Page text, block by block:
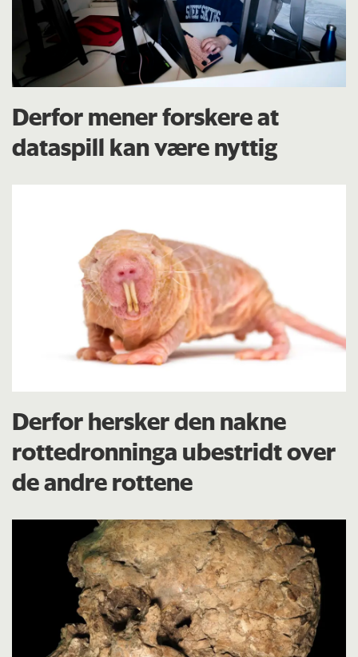
Derfor mener forskere at
dataspill kan være nyttig
Derfor hersker den nakne
rottedronninga ubestridt over
de andre rottene